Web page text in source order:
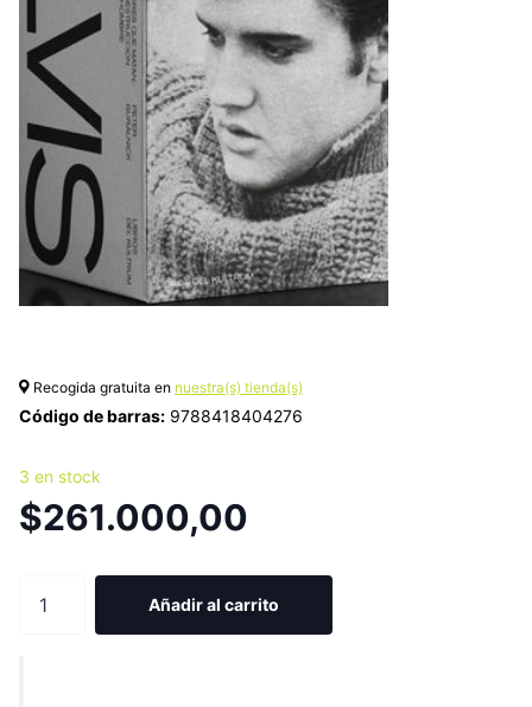
Recogida gratuita en nuestra(s) tienda(s)
Código de barras: 9788418404276
3 en stock
$261.000,00
Añadir al carrito